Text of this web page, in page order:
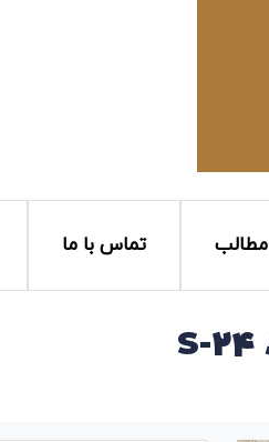
مطالب تماس با ما